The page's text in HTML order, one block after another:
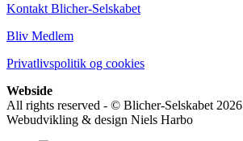
Kontakt Blicher-Selskabet
Bliv Medlem
Privatlivspolitik og cookies
Webside
All rights reserved - © Blicher-Selskabet 2026
Webudvikling & design Niels Harbo